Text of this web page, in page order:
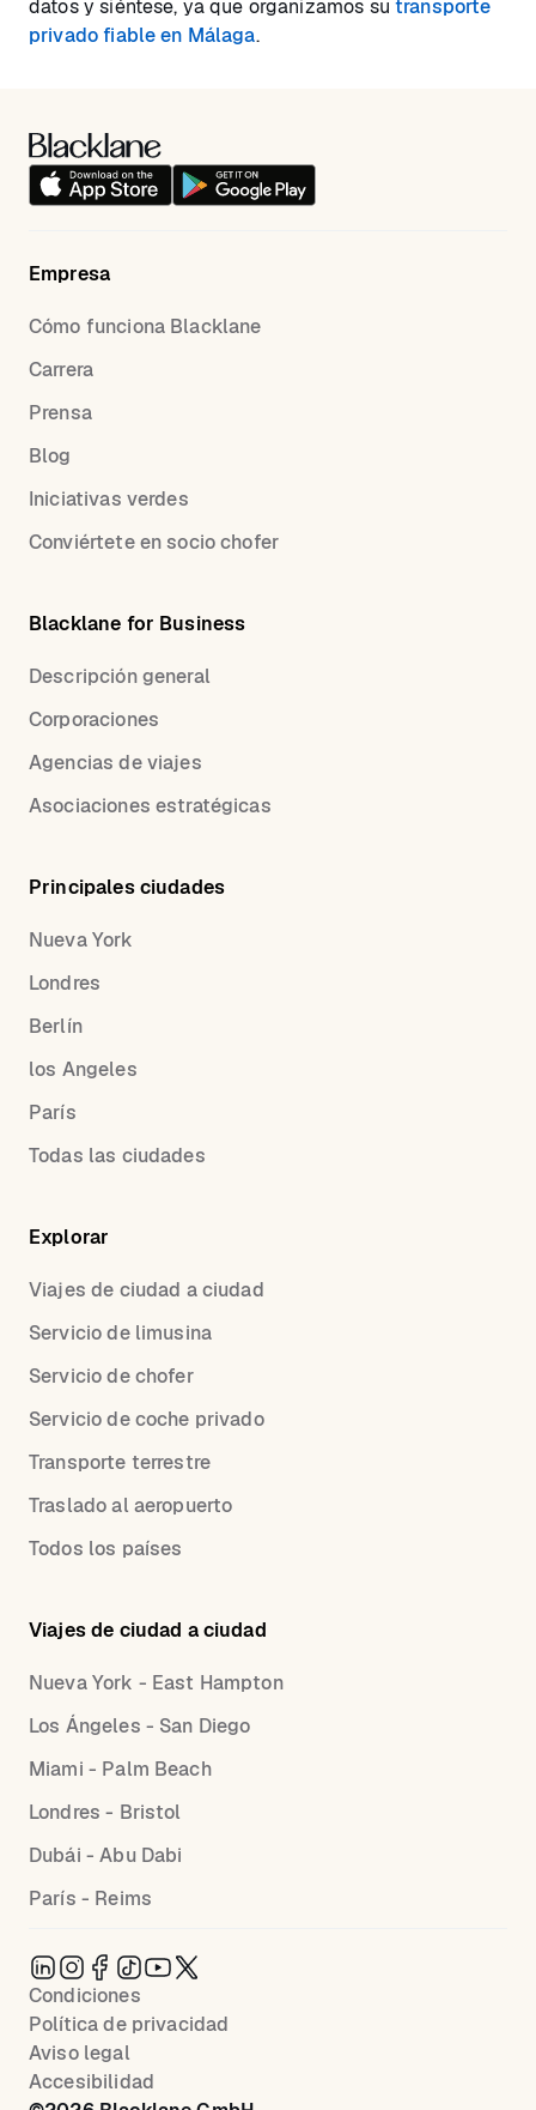
datos y siéntese, ya que organizamos su transporte
privado fiable en Málaga.
Empresa
Cómo funciona Blacklane
Carrera
Prensa
Blog
Iniciativas verdes
Conviértete en socio chofer
Blacklane for Business
Descripción general
Corporaciones
Agencias de viajes
Asociaciones estratégicas
Principales ciudades
Nueva York
Londres
Berlín
los Angeles
París
Todas las ciudades
Explorar
Viajes de ciudad a ciudad
Servicio de limusina
Servicio de chofer
Servicio de coche privado
Transporte terrestre
Traslado al aeropuerto
Todos los países
Viajes de ciudad a ciudad
Nueva York - East Hampton
Los Ángeles - San Diego
Miami - Palm Beach
Londres - Bristol
Dubái - Abu Dabi
París - Reims
Condiciones
Política de privacidad
Aviso legal
Accesibilidad